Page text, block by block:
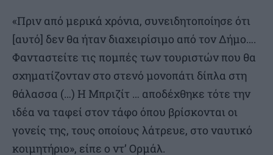
«Πριν από μερικά χρόνια, συνειδητοποίησε ότι
[αυτό] δεν θα ήταν διαχειρίσιμο από τον Δήμο….
Φανταστείτε τις πομπές των τουριστών που θα
σχηματίζονταν στο στενό μονοπάτι δίπλα στη
θάλασσα (…) Η Μπριζίτ … αποδέχθηκε τότε την
ιδέα να ταφεί στον τάφο όπου βρίσκονται οι
γονείς της, τους οποίους λάτρευε, στο ναυτικό
κοιμητήριο», είπε ο ντ’ Ορμάλ.